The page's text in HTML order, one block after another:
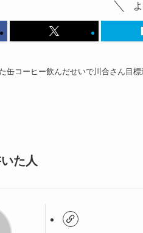
缶コーヒー飲んだせいで川合さん目
た人